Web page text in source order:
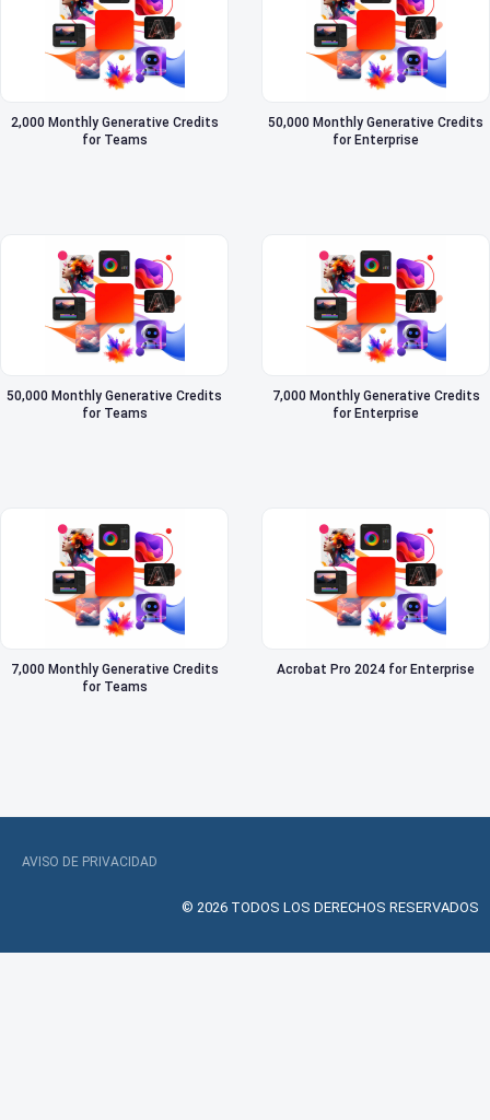
2,000 Monthly Generative Credits
for Teams
50,000 Monthly Generative Credits
for Enterprise
50,000 Monthly Generative Credits
for Teams
7,000 Monthly Generative Credits
for Enterprise
7,000 Monthly Generative Credits
for Teams
Acrobat Pro 2024 for Enterprise
AVISO DE PRIVACIDAD
© 2026 TODOS LOS DERECHOS RESERVADOS